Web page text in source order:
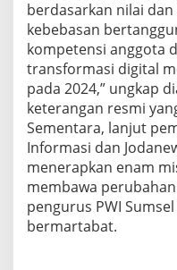
berdasarkan nilai
kebebasan
kompetensi anggota
transformasi digital
pada 2024,” ungkap
keterangan resmi
Sementara, lanjut
Informasi dan
menerapkan enam
membawa
pengurus PWI
bermartabat.